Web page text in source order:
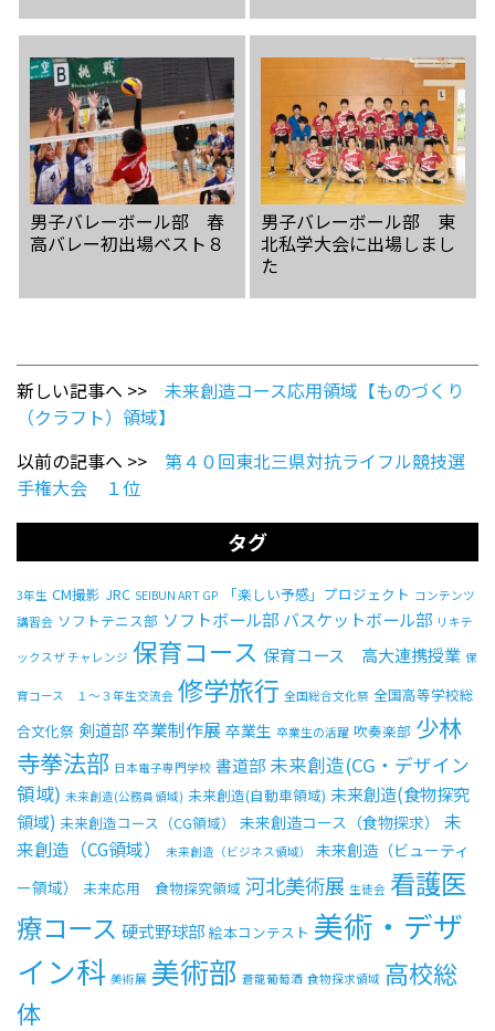
男子バレーボール部 春
高バレー初出場ベスト８
男子バレーボール部 東
北私学大会に出場しまし
た
新しい記事へ >> 未来創造コース応用領域【ものづくり
（クラフト）領域】
以前の記事へ >> 第４０回東北三県対抗ライフル競技選
手権大会 １位
タグ
3年生 CM撮影 JRC SEIBUN ART GP 「楽しい予感」プロジェクト コンテンツ
講習会 ソフトテニス部 ソフトボール部 バスケットボール部 リキテ
ックスザ チャレンジ 保育コース 保育コース 高大連携授業 保
育コース １～３年生交流会 修学旅行 全国総合文化祭 全国高等学校総
合文化祭 剣道部卒業制作展 卒業生 卒業生の活躍 吹奏楽部 少林
寺拳法部 日本電子専門学校 書道部 未来創造(CG・デザイン
領域) 未来創造(公務員領域) 未来創造(自動車領域) 未来創造(食物探究
領域) 未来創造コース（CG領域） 未来創造コース（食物探求）
未
来創造（CG領域）
未来創造（ビジネス領域）
未来創造（ビューティ
ー領域）
未来応用 食物探究領域 河北美術展 生徒会 看護医
療コース 硬式野球部 絵本コンテスト 美術・デザ
イン科 美術展 美術部 蒼龍葡萄酒 食物探求領域 高校総
体